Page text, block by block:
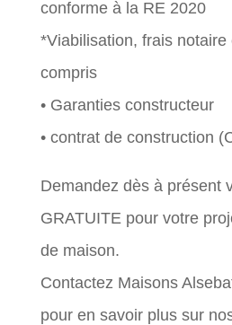
conforme à la RE 2020
*Viabilisation, frais
compris
• Garanties constructeur
• contrat de construction
Demandez dès à présent
GRATUITE pour votre
de maison.
Contactez Maisons
pour en savoir plus sur